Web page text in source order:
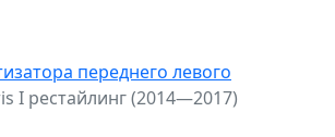
переднего левого
I рестайлинг (2014—2017)